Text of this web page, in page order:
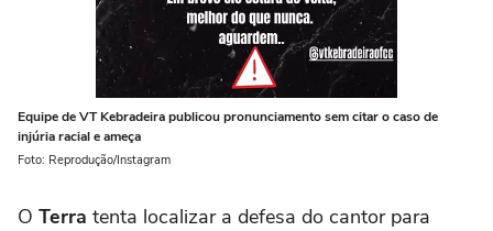
Equipe de VT Kebradeira publicou pronunciamento sem citar o caso de
injúria racial e ameça
Foto: Reprodução/Instagram
O Terra tenta localizar a defesa do cantor para